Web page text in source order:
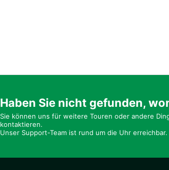
Haben Sie nicht gefunden,
Sie können uns für weitere Touren oder andere
kontaktieren.
Unser Support-Team ist rund um die Uhr erreichbar.